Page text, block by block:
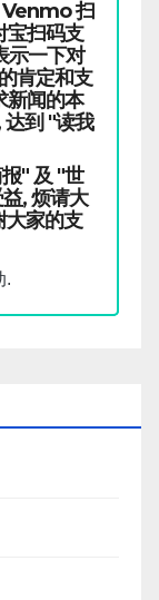
Venmo 扫
宝扫码支
示一下对
肯定和支
新闻的本
达到 "读我
" 及 "世
, 烦请大
大家的支
.